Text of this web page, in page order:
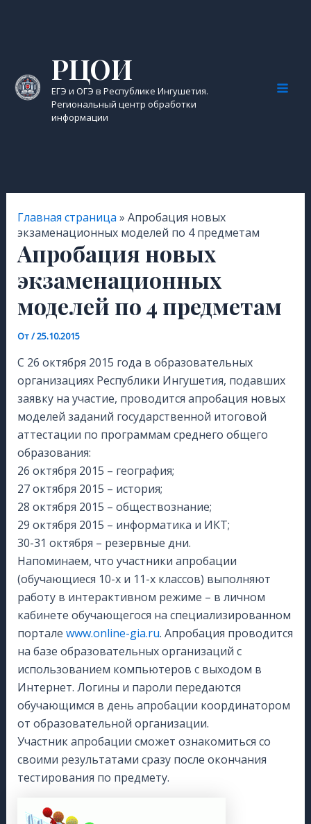
РЦОИ
ЕГЭ и ОГЭ в Республике Ингушетия.
Региональный центр обработки
информации
Главная страница » Апробация новых
экзаменационных моделей по 4 предметам
Апробация новых
экзаменационных
моделей по 4 предметам
От/25.10.2015
С 26 октября 2015 года в образовательных
организациях Республики Ингушетия, подавших
заявку на участие, проводится апробация новых
моделей заданий государственной итоговой
аттестации по программам среднего общего
образования:
26 октября 2015 – география;
27 октября 2015 – история;
28 октября 2015 – обществознание;
29 октября 2015 – информатика и ИКТ;
30-31 октября – резервные дни.
Напоминаем, что участники апробации
(обучающиеся 10-х и 11-х классов) выполняют
работу в интерактивном режиме – в личном
кабинете обучающегося на специализированном
портале www.online-gia.ru. Апробация проводится
на базе образовательных организаций с
использованием компьютеров с выходом в
Интернет. Логины и пароли передаются
обучающимся в день апробации координатором
от образовательной организации.
Участник апробации сможет ознакомиться со
своими результатами сразу после окончания
тестирования по предмету.